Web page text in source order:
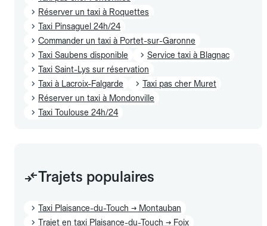
Réserver un taxi à Roquettes
Taxi Pinsaguel 24h/24
Commander un taxi à Portet-sur-Garonne
Taxi Saubens disponible
Service taxi à Blagnac
Taxi Saint-Lys sur réservation
Taxi à Lacroix-Falgarde
Taxi pas cher Muret
Réserver un taxi à Mondonville
Taxi Toulouse 24h/24
Trajets populaires
Taxi Plaisance-du-Touch → Montauban
Trajet en taxi Plaisance-du-Touch → Foix